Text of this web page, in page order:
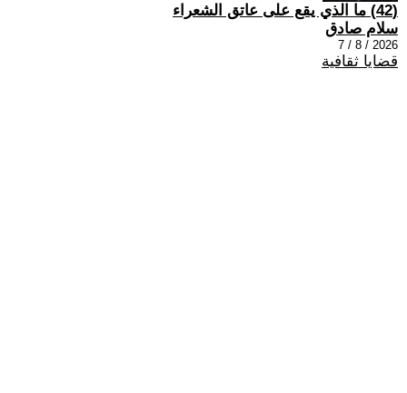
(42) ما الذي يقع على عاتق الشعراء
سلام صادق
2026 / 8 / 7
قضايا ثقافية